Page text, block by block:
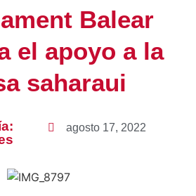
Balear
el apoyo a la
saharaui
agosto 17, 2022